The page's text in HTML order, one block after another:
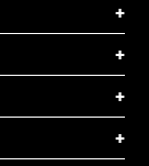
+
+
+
+